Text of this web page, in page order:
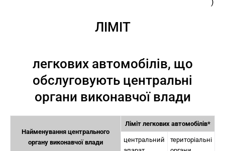
ЛІМІТ
легкових автомобілів, що
обслуговують центральні
органи виконавчої влади
Найменування центрального
органу виконавчої влади
Ліміт легкових автомобілів*
центральний
територіальні